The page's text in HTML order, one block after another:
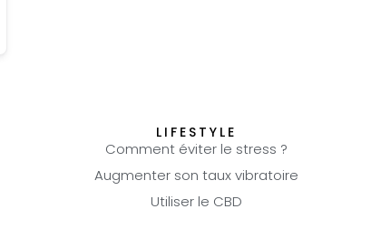
LIFESTYLE
Comment éviter le stress ?
Augmenter son taux vibratoire
Utiliser le CBD